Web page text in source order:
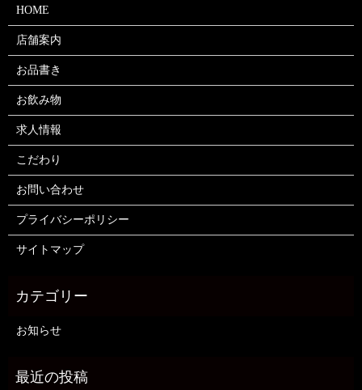
HOME
店舗案内
お品書き
お飲み物
求人情報
こだわり
お問い合わせ
プライバシーポリシー
サイトマップ
お知らせ